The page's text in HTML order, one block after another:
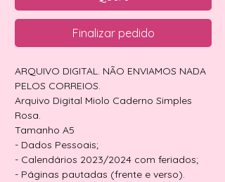
Finalizar pedido
ARQUIVO DIGITAL. NÃO ENVIAMOS NADA
PELOS CORREIOS.
Arquivo Digital Miolo Caderno Simples
Rosa.
Tamanho A5
- Dados Pessoais;
- Calendários 2023/2024 com feriados;
- Páginas pautadas (frente e verso).